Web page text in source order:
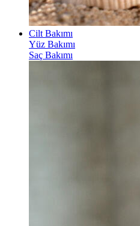
Cilt Bakımı
Yüz Bakımı
Saç Bakımı